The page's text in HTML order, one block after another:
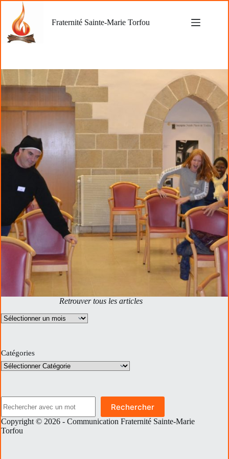
contenu
Fraternité Sainte-Marie Torfou
Retrouver tous les articles
Archives
Catégories
Rechercher
Copyright © 2026 - Communication Fraternité Sainte-Marie
Torfou